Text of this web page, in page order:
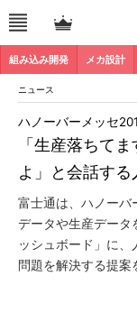
組み込み開発 メカ設計
ニュース
「生産落ちて
よ」と会話する
ハノーバーメッセ
富士通は、ハノーバ
データや生産データ
ッシュボード」に
問題を解決する提案